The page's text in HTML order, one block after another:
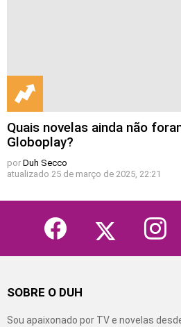
Quais novelas ainda não
Globoplay?
por Duh Secco
atualizado 25 de março de 2025, 22:21
facebook
SOBRE O DUH
Sou apaixonado por TV e novelas